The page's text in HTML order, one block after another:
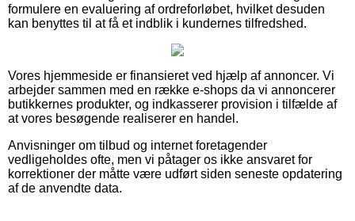
formulere en evaluering af ordreforløbet, hvilket desuden
kan benyttes til at få et indblik i kundernes tilfredshed.
Vores hjemmeside er finansieret ved hjælp af annoncer. Vi
arbejder sammen med en række e-shops da vi annoncerer
butikkernes produkter, og indkasserer provision i tilfælde af
at vores besøgende realiserer en handel.
Anvisninger om tilbud og internet foretagender
vedligeholdes ofte, men vi påtager os ikke ansvaret for
korrektioner der måtte være udført siden seneste opdatering
af de anvendte data.